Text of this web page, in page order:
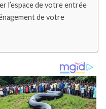
l’espace de votre entrée
de votre